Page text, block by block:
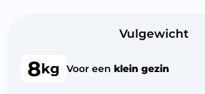
Vulgewicht
8kg Voor een klein gezin